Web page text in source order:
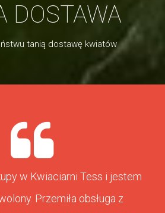
DOSTAWA
tanią dostawę kwiatów
w Kwiaciarni Tess i jestem
Przemiła obsługa z